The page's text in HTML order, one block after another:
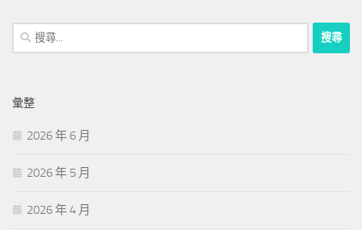
搜
尋
字:
彙整
2026 年 6 月
2026 年 5 月
2026 年 4 月